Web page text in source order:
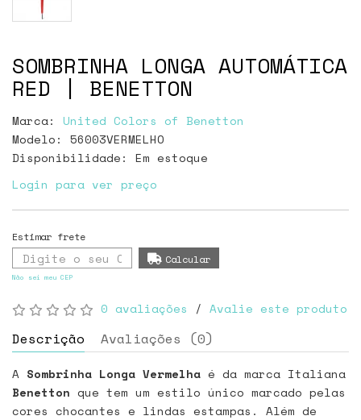
SOMBRINHA LONGA AUTOMÁTICA
RED | BENETTON
Marca: United Colors of Benetton
Modelo: 56003VERMELHO
Disponibilidade: Em estoque
Login para ver preço
Não sei meu CEP
0 avaliações / Avalie este produto
Descrição Avaliações (0)
A Sombrinha Longa Vermelha é da marca Italiana
Benetton que tem um estilo único marcado pelas
cores chocantes e lindas estampas. Além de